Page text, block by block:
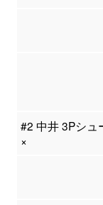
#2 中井 3Pシュ
×